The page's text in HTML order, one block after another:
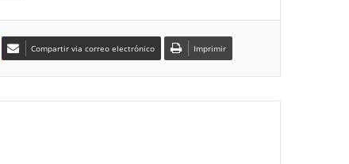
Compartir via correo electrónico Imprimir